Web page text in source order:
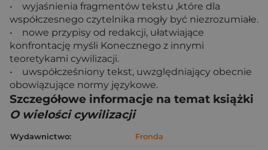
• wyjaśnienia fragmentów tekstu ,które dla
współczesnego czytelnika mogły być niezrozumiałe.
• nowe przypisy od redakcji, ułatwiające
konfrontację myśli Konecznego z innymi
teoretykami cywilizacji.
• uwspółcześniony tekst, uwzględniający obecnie
obowiązujące normy językowe.
Szczegółowe informacje na temat książki
O wielości cywilizacji
Wydawnictwo:
Fronda